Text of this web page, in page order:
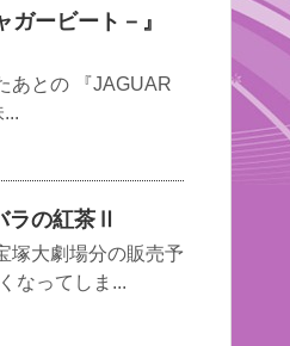
ービート－』
あとの 『JAGUAR
ラの紅茶Ⅱ
塚大劇場分の販売予
なってしま...